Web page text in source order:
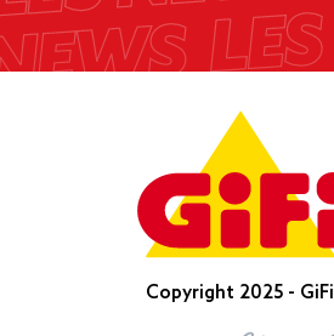
Copyright 2025 - GiFi